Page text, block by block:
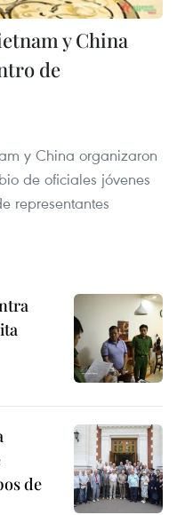
y China
de
y China organizaron
de oficiales jóvenes
representantes
de